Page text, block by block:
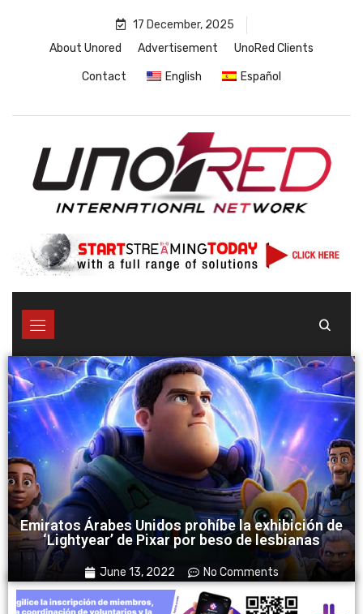
17 December, 2025
About Unored
Advertisement UnoRed Clients
Contact English Español
Emiratos Árabes Unidos prohíbe la exhibición de
‘Lightyear’ de Pixar por beso de lesbianas
June 13, 2022 No Comments